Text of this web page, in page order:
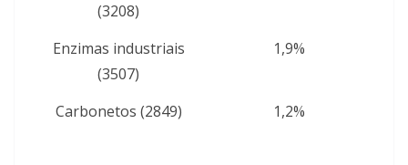
(3208)
Enzimas industriais
(3507)
1,9%
Carbonetos (2849) 1,2%